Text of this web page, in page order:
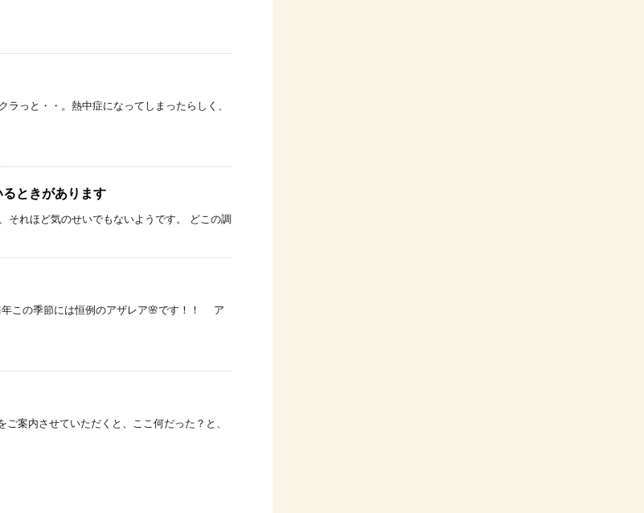
っと・・。熱中症になってしまったらしく、
ときがあります
それほど気のせいでもないようです。 どこの調
この季節には恒例のアザレア🌸です！！ ア
案内させていただくと、ここ何だった？と、